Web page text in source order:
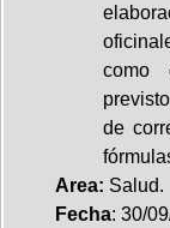
como
de
Area:
Fecha: 30/